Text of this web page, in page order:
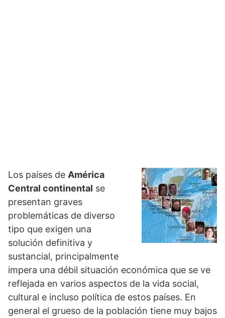
Los países de América
Central continental se
presentan graves
problemáticas de diverso
tipo que exigen una
solución definitiva y
sustancial, principalmente
impera una débil situación económica que se ve
reflejada en varios aspectos de la vida social,
cultural e incluso política de estos países. En
general el grueso de la población tiene muy bajos